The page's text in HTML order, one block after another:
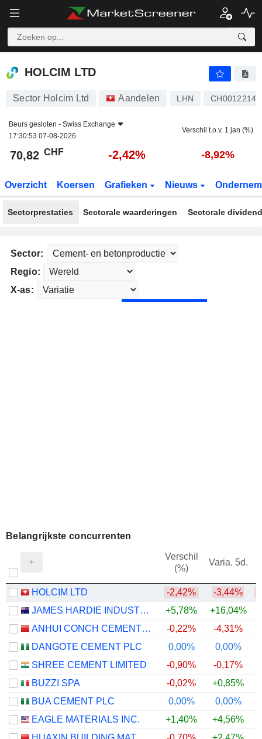
HOLCIM LTD
HOLCIM LTD
Sector Holcim Ltd Aandelen LHN
Beurs gesloten - Swiss Exchange
17:30:53 07-08-2026
Verschil t.o.v. 1 jan (%)
70,82 CHF -2,42% -8,92%
Overzicht Koersen Grafieken Nieuws
Sectorprestaties Sectorale waarderingen Sectorale
Sector:
Regio:
X-as:
Belangrijkste concurrenten
Verschil
(%)
Varia. 5d.
HOLCIM LTD -2,42% -3,44%
JAMES HARDIE INDUSTRIES PLC
+5,78% +16,04%
ANHUI CONCH CEMENT COMPANY LIMITED
-0,22% -4,31%
DANGOTE CEMENT PLC
0,00% 0,00%
SHREE CEMENT LIMITED
-0,90% -0,17%
BUZZI SPA
-0,02% +0,85%
BUA CEMENT PLC
0,00% 0,00%
EAGLE MATERIALS INC.
+1,40% +4,56%